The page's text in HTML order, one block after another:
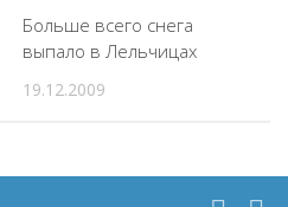
Больше всего снега
выпало в Лельчицах
19.12.2009